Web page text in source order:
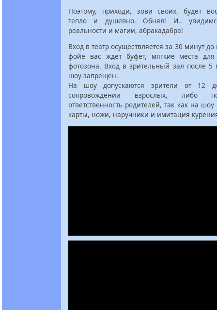
Поэтому, приходи, зови своих, будет
тепло и душевно. Обнял! И..
реальности и магии, абракадабра!
Вход в театр осуществляется за 30 минут
фойе вас ждет буфет, мягкие места
фотозона. Вход в зрительный зал после 5
шоу запрещен.
На шоу допускаются зрители от 12
сопровождении взрослых, либо
ответственность родителей, так как на шоу
карты, ножи, наручники и имитация